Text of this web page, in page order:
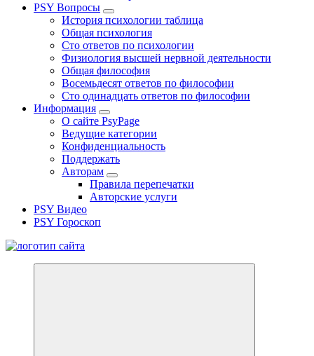
PSY Вопросы
История психологии таблица
Общая психология
Сто ответов по психологии
Физиология высшей нервной деятельности
Общая философия
Восемьдесят ответов по философии
Сто одинадцать ответов по философии
Информация
О сайте PsyPage
Ведущие категории
Конфиденциальность
Поддержать
Авторам
Правила перепечатки
Авторские услуги
PSY Видео
PSY Гороскоп
Все самое интересное, вдохновляющее и тайное внутри.